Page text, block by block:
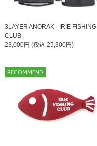
3LAYER ANORAK - IRIE FISHING
CLUB
23,000円 (税込 25,300円)
RECOMMEND